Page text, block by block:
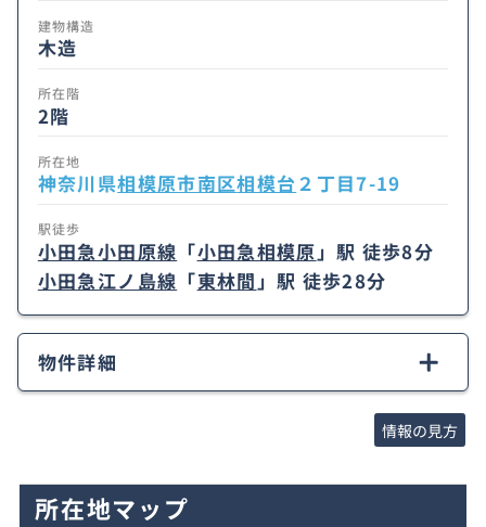
建物構造
木造
所在階
2階
所在地
神奈川県相模原市南区相模台 ２丁目7-19
駅徒歩
小田急小田原線 「小田急相模原 」駅 徒歩8分
小田急江ノ島線 「東林間」駅 徒歩28分
物件詳細
情報の見方
所在地マップ